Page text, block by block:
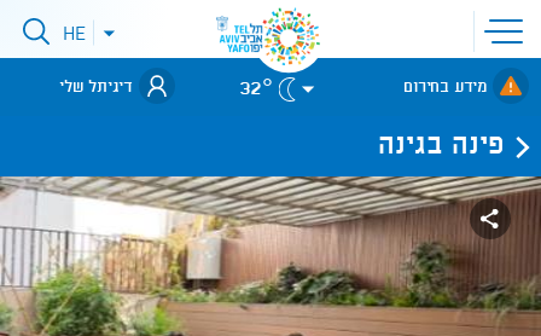
פתיחת
תפריט
אתר
לאתר עיריית
תל-אביב
פתיחתHE
מידע בחירום 32° דיגיתל שלי
פינה בגינה